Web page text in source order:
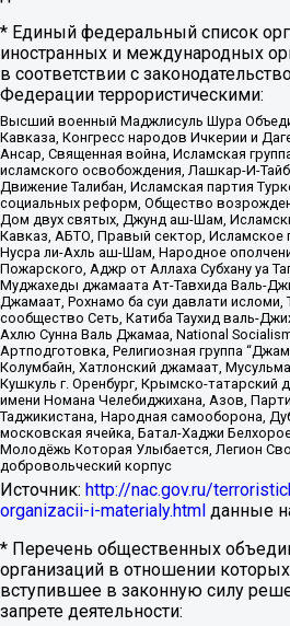
* Единый федеральный список
иностранных и международных
в соответствии с
Федерации террористическими:
Высший военный Маджлисуль Шура
Кавказа, Конгресс народов Ичкерии и
Ансар, Священная война, Исламская
исламского освобождения, Лашкар-И-
Движение Талибан, Исламская партия
социальных реформ, Общество
Дом двух святых, Джунд аш-Шам,
Кавказ, АБТО, Правый сектор, Исламское
Нусра ли-Ахль аш-Шам, Народное
Пожарского, Аджр от Аллаха Субхану уа
Муджахеды джамаата Ат-Тавхида Валь-
Джамаат, Рохнамо ба суи давлати исломи,
сообщество Сеть, Катиба Таухид валь-
Ахлю Сунна Валь Джамаа, National
Артподготовка, Религиозная группа
Колумбайн, Хатлонский джамаат,
Кушкуль г. Оренбург, Крымско-татарский
имени Номана Челебиджихана, Азов,
Таджикистана, Народная самооборона,
московская ячейка, Батал-Хаджи
Молодёжь Которая Улыбается, Легион
добровольческий корпус
Источник: http://nac.gov.ru/
organizacii-i-materialy.html данные
* Перечень общественных
организаций в отношении
вступившее в законную силу
запрете деятельности: